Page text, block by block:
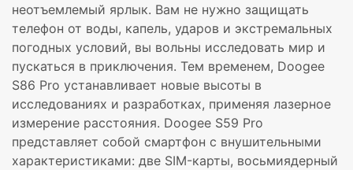
неотъемлемый ярлык. Вам не нужно защищать
телефон от воды, капель, ударов и экстремальных
погодных условий, вы вольны исследовать мир и
пускаться в приключения. Тем временем, Doogee
S86 Pro устанавливает новые высоты в
исследованиях и разработках, применяя лазерное
измерение расстояния. Doogee S59 Pro
представляет собой смартфон с внушительными
характеристиками: две SIM-карты, восьмиядерный